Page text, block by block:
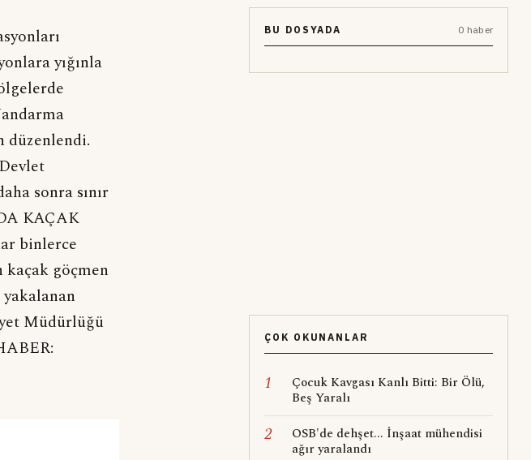
yığınla
düzenlendi.
sonra sınır
KAÇAK
binlerce
kaçak göçmen
Müdürlüğü
BU DOSYADA 0 haber
ÇOK OKUNANLAR
1
Çocuk Kavgası Kanlı Bitti: Bir Ölü,
Beş Yaralı
2
OSB'de dehşet... İnşaat mühendisi
ağır yaralandı